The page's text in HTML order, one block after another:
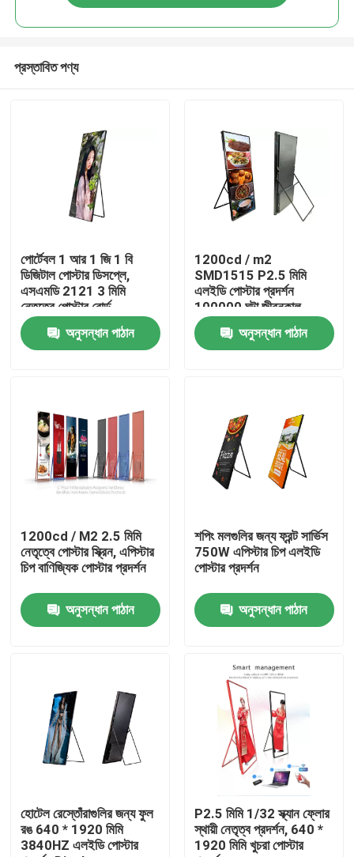
পণ্য
আমাদের সম্পর্কে
কারখানা ভ্রমণ
মান নিয়ন্ত্রণ
কেস
আউটডোর ভাড়া LED ডিসপ্লে
প্রস্তাবিত পণ্য
পোর্টেবল 1 আর 1 জি 1 বি
ডিজিটাল পোস্টার ডিসপ্লে,
এসএমডি 2121 3 মিমি
নেতৃত্বে পোস্টার বোর্ড
অনুসন্ধান পাঠান
1200cd / m2
SMD1515 P2.5 মিমি
এলইডি পোস্টার প্রদর্শন
100000 ঘন্টা জীবনকাল
অনুসন্ধান পাঠান
1200cd / M2 2.5 মিমি
নেতৃত্বে পোস্টার স্ক্রিন, এপিস্টার
চিপ বাণিজ্যিক পোস্টার প্রদর্শন
অনুসন্ধান পাঠান
শপিং মলগুলির জন্য ফ্রন্ট সার্ভিস
750W এপিস্টার চিপ এলইডি
পোস্টার প্রদর্শন
অনুসন্ধান পাঠান
হোটেল রেস্তোঁরাগুলির জন্য ফুল
রঙ 640 * 1920 মিমি
3840HZ এলইডি পোস্টার
P2.5 মিমি 1/32 স্ক্যান ফ্লোর
স্থায়ী নেতৃত্ব প্রদর্শন, 640 *
1920 মিমি খুচরা পোস্টার